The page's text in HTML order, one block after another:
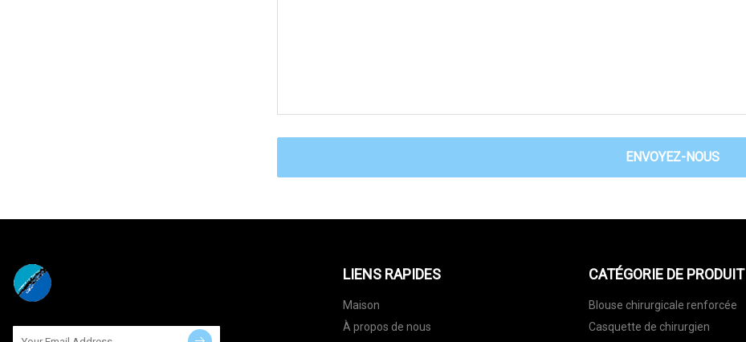
ENVOYEZ-NOUS
LIENS RAPIDES
Maison
À propos de nous
CATÉGORIE DE PRODUIT
Blouse chirurgicale renforcée
Casquette de chirurgien